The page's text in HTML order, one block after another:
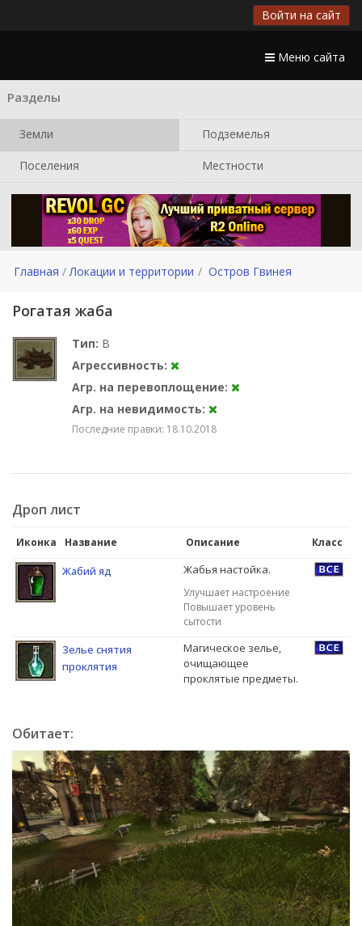
Войти на сайт
Меню сайта
Разделы
Земли Подземелья
Поселения Местности
Главная Локации и территории Остров Гвинея
Рогатая жаба
Тип: B
Агрессивность:
Агр. на перевоплощение:
Агр. на невидимость:
Последние правки: 18.10.2018
Дроп лист
Иконка Название Описание Класс
Жабий яд Жабья настойка.
Улучшает настроение
Повышает уровень
сытости
Зелье снятия
проклятия
Магическое зелье,
очищающее
проклятые предметы.
Обитает: